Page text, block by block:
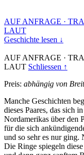
AUF ANFRAGE ·
LAUT
Geschichte lesen ↓
AUF ANFRAGE ·
LAUT Schliessen ↑
Preis: abhängig von
Manche Geschichten
dieses Paares, das sich
Nordamerikas über den
für die sich
und so sehr es nur ging.
Die Ringe spiegeln